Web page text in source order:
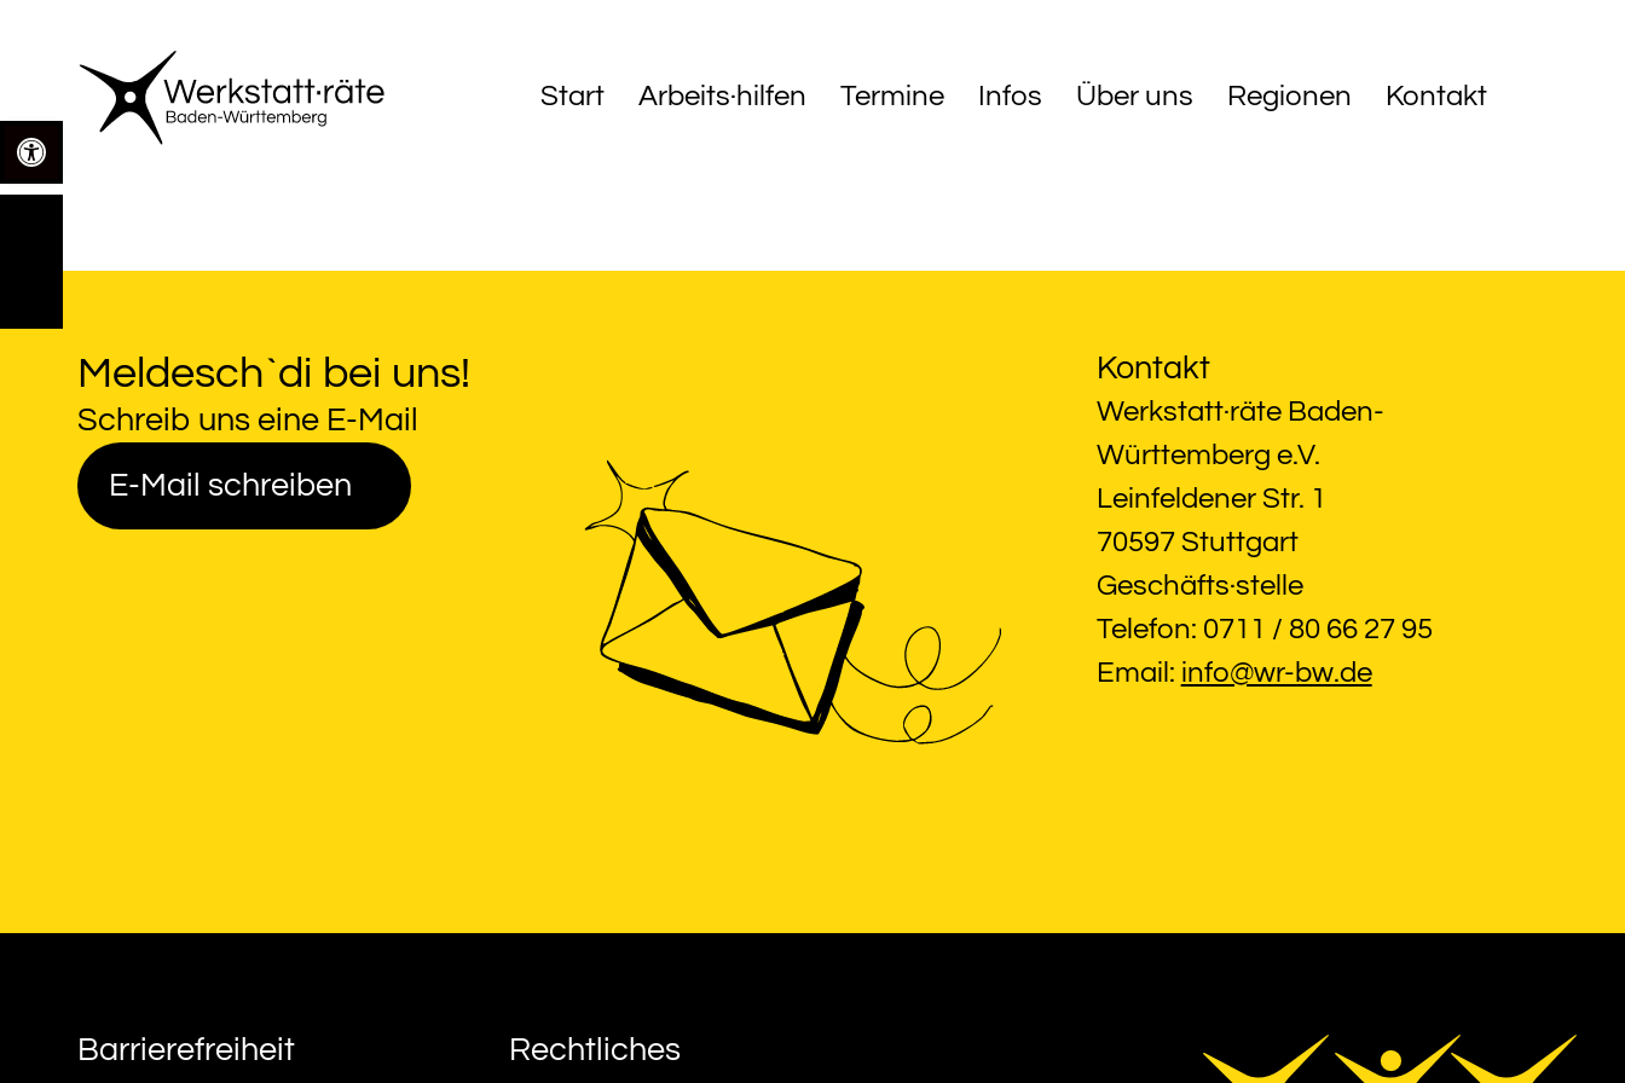
springen
Open toolbar
Start Arbeits·hilfen Termine Infos Über uns Regionen Kontakt
Meldesch`di bei uns!
Schreib uns eine E-Mail
E-Mail schreiben
Kontakt
Werkstatt·räte Baden-
Württemberg e.V.
Leinfeldener Str. 1
70597 Stuttgart
Geschäfts·stelle
Telefon: 0711 / 80 66 27 95
Email: info@wr-bw.de
Barrierefreiheit Rechtliches